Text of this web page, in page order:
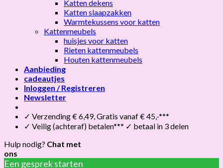
Katten dekens
Katten slaapzakken
Warmtekussens voor katten
Kattenmeubels
huisjes voor katten
Rieten kattenmeubels
Houten kattenmeubels
Aanbieding
cadeautjes
Inloggen / Registreren
Newsletter
✓ Verzending € 6,49, Gratis vanaf € 45,-***
✓ Veilig (achteraf) betalen*** ✓ betaal in 3 delen
Hulp nodig? Chat met
ons
Een gesprek starten